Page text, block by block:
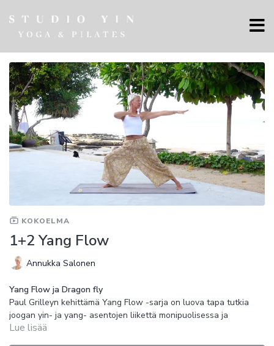
KOKOELMA
1+2 Yang Flow
Annukka Salonen
Yang Flow ja Dragon fly
Paul Grilleyn kehittämä Yang Flow -sarja on luova tapa tutkia
joogan yin- ja yang- asentojen liikettä monipuolisessa ja
harkitussa harjoituksessa.
Lue lisää